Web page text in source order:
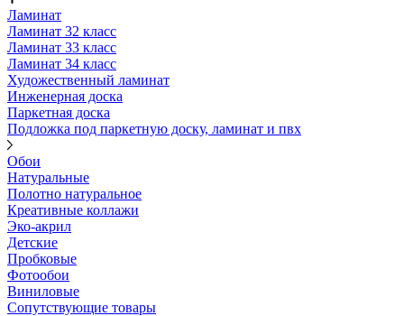
Ламинат
Ламинат 32 класс
Ламинат 33 класс
Ламинат 34 класс
Художественный ламинат
Инженерная доска
Паркетная доска
Подложка под паркетную доску, ламинат и пвх
Обои
Натуральные
Полотно натуральное
Креативные коллажи
Эко-акрил
Детские
Пробковые
Фотообои
Виниловые
Сопутствующие товары